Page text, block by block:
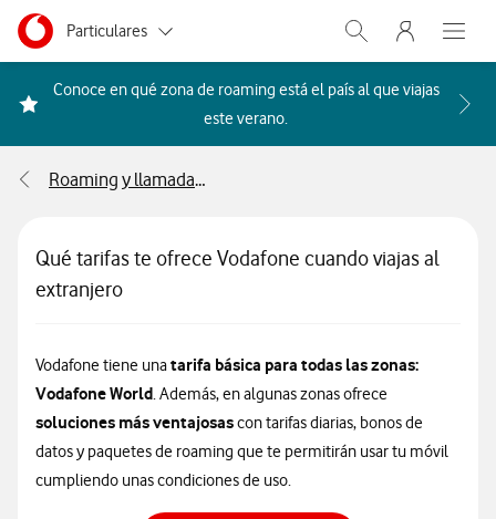
Ir a la pagina principal de vodafone.es
Menu navegación Segmento
Particulares
Autónomos
Grandes empresas
Abrir buscador.
Menu
Abre
Conoce en qué zona de roaming está el país al que viajas
este verano. Acceder a la FAQ Qué
Roaming y llamadas internacionales
Qué tarifas te ofrece Vodafone cuando viajas al
extranjero
Vodafone tiene unatarifa básica para todas las zonas:
Vodafone World. Además, en algunas zonas ofrece
soluciones más ventajosascon tarifas diarias, bonos de
datos y paquetes de roaming que te permitirán usar tu móvil
cumpliendo unas condiciones de uso.